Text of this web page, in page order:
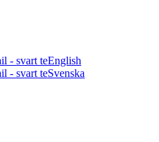
English
Svenska